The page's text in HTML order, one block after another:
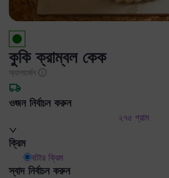
কুকি ক্রাম্বল কেক
অ্যালার্জেন
ওজন নির্বাচন করুন
২৭৫ গ্রাম
ক্রিম
বাটার ক্রিম
স্বাদ নির্বাচন করুন